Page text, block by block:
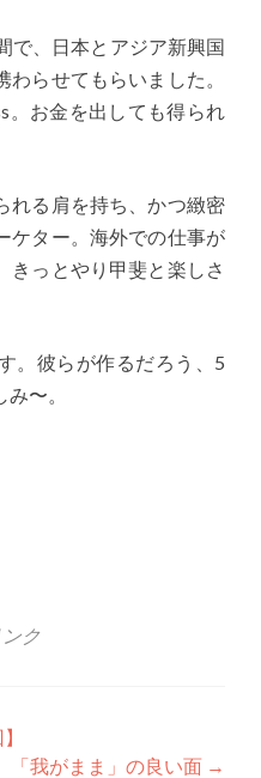
で、日本とアジア新興国
らせてもらいました。
。お金を出しても得られ
れる肩を持ち、かつ緻密
ケター。海外での仕事が
きっとやり甲斐と楽しさ
。彼らが作るだろう、5
〜。
ク
「我がまま」の良い面 →